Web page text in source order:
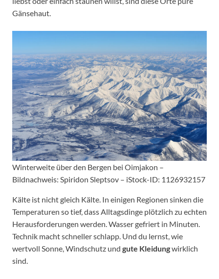
Gänsehaut.
Winterweite über den Bergen bei Oimjakon –
Bildnachweis: Spiridon Sleptsov – iStock-ID: 1126932157
Kälte ist nicht gleich Kälte. In einigen Regionen sinken die
Temperaturen so tief, dass Alltagsdinge plötzlich zu echten
Herausforderungen werden. Wasser gefriert in Minuten.
Technik macht schneller schlapp. Und du lernst, wie
wertvoll Sonne, Windschutz und gute Kleidungwirklich
sind.